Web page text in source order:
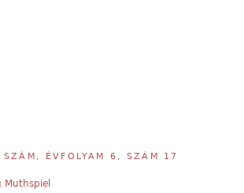
ÉVFOLYAM 6, SZÁM 17
Muthspiel